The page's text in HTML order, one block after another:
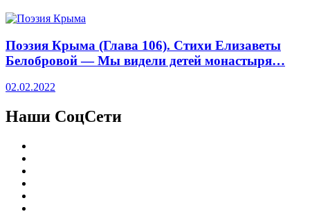
Поэзия Крыма (Глава 106). Стихи Елизаветы
Белобровой — Мы видели детей монастыря…
02.02.2022
Наши СоцСети